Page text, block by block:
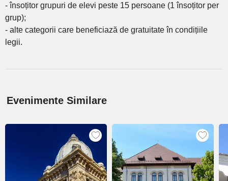
- însoțitor grupuri de elevi peste 15 persoane (1 însoțitor per
grup);
- alte categorii care beneficiază de gratuitate în condițiile
legii.
Evenimente Similare